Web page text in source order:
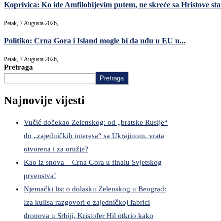
Koprivica: Ko ide Amfilohijevim putem, ne skreće sa Hristove
Petak, 7 Augusta 2026,
Politiko: Crna Gora i Island mogle bi da uđu u EU u...
Petak, 7 Augusta 2026,
Pretraga
Pretraga
Najnovije vijesti
Vučić dočekao Zelenskog: od „bratske Rusije“
do „zajedničkih interesa“ sa Ukrajinom, vrata
otvorena i za oružje?
Kao iz snova – Crna Gora u finalu Svjetskog
prvenstva!
Njemački list o dolasku Zelenskog u Beograd:
Iza kulisa razgovori o zajedničkoj fabrici
dronova u Srbiji, Kristofer Hil otkrio kako